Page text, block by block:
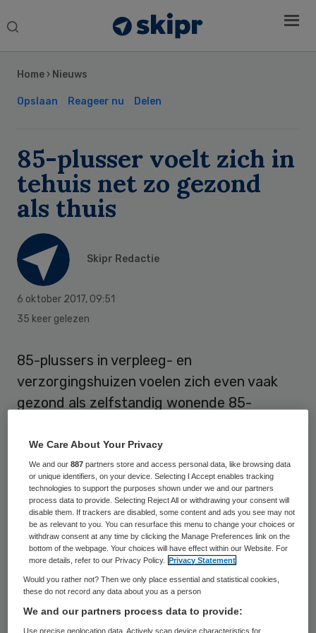
Search
Home › Nieuws
Opslaan Reageer nu Delen
85-plusser voelt zich in
tehuis net zo gezond
als thuis
Skipr Redactie
6 oktober 2017, 09:51
35 keer gelezen
85-plussers in verpleeg- en
verzorgingshuizen voelen zich even vaak
gezond als zelfstandig wonende 85-
aandoeningen en zijn zij lichamelijk tot
minder in staat. Dit meldt het Centraal
Bureau voor de Statistiek (CBS) op basis
van nieuwe analyses van de
Gezondheidsenquête en het Onderzoek
ouderen in instellingen.
Opvallend is dat het gevoel van gezondheid
onder tehuisbewoners toeneemt naarmate
zij ouder zijn. Zelfstandig wonende ouderen
Sidebar
We Care About Your Privacy
We and our887 partners store and access personal data, like browsing data
or unique identifiers, on your device. Selecting I Accept enables tracking
technologies to support the purposes shown under we and our partners
process data to provide. Selecting Reject All or withdrawing your consent will
disable them. If trackers are disabled, some content and ads you see may not
be as relevant to you. You can resurface this menu to change your choices or
withdraw consent at any time by clicking the Manage Preferences link on the
bottom of the webpage. Your choices will have effect within our Website. For
more details, refer to our Privacy Policy.
Privacy Statement
Would you rather not? Then we only place essential and statistical cookies,
these do not record any data about you as a person
We and our partners process data to provide:
Use precise geolocation data. Actively scan device characteristics for